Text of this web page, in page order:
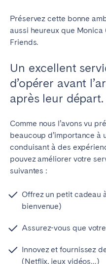
Préservez cette bonne
aussi heureux que
Friends.
Un excellent
d’opérer avant
après leur départ.
Comme nous l’avons vu
beaucoup d’importance à
conduisant à des
pouvez améliorer votre
suivantes :
Offrez un petit cadeau
bienvenue)
Assurez-vous que
Innovez et fournissez
(Netflix, jeux vidéos…)